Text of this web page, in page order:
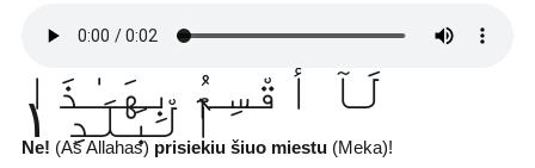
لَآ أُقْسِمُ بِهَـٰذَا
ٱلْبَلَدِ ١ Ne! (Aš Allahas) prisiekiu šiuo miestu(Meka)!